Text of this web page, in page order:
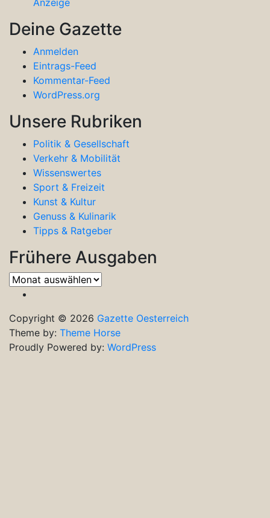
Deine Gazette
Anmelden
Eintrags-Feed
Kommentar-Feed
WordPress.org
Unsere Rubriken
Politik & Gesellschaft
Verkehr & Mobilität
Wissenswertes
Sport & Freizeit
Kunst & Kultur
Genuss & Kulinarik
Tipps & Ratgeber
Frühere Ausgaben
Frühere
Ausgaben
Copyright © 2026 Gazette Oesterreich
Theme by: Theme Horse
Proudly Powered by: WordPress